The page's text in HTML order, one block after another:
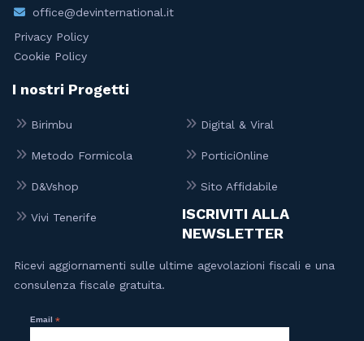
office@devinternational.it
Privacy Policy
Cookie Policy
I nostri Progetti
Birimbu Digital & Viral
Metodo Formicola PorticiOnline
D&Vshop Sito Affidabile
Vivi Tenerife
ISCRIVITI ALLA
NEWSLETTER
Ricevi aggiornamenti sulle ultime agevolazioni fiscali e una
consulenza fiscale gratuita.
Email *